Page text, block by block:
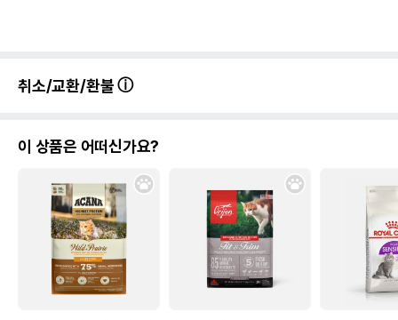
취소/교환/환불
이 상품은 어떠신가요?